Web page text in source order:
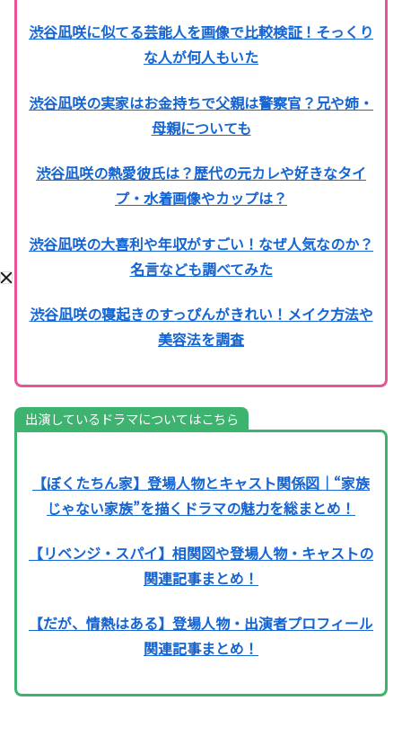
渋谷凪咲に似てる芸能人を画像で比較検証！そっくり
な人が何人もいた
渋谷凪咲の実家はお金持ちで父親は警察官？兄や姉・
母親についても
渋谷凪咲の熱愛彼氏は？歴代の元カレや好きなタイ
プ・水着画像やカップは？
渋谷凪咲の大喜利や年収がすごい！なぜ人気なのか？
名言なども調べてみた
渋谷凪咲の寝起きのすっぴんがきれい！メイク方法や
美容法を調査
出演しているドラマについてはこちら
【ぼくたちん家】登場人物とキャスト関係図｜“家族
じゃない家族”を描くドラマの魅力を総まとめ！
【リベンジ・スパイ】相関図や登場人物・キャストの
関連記事まとめ！
【だが、情熱はある】登場人物・出演者プロフィール
関連記事まとめ！